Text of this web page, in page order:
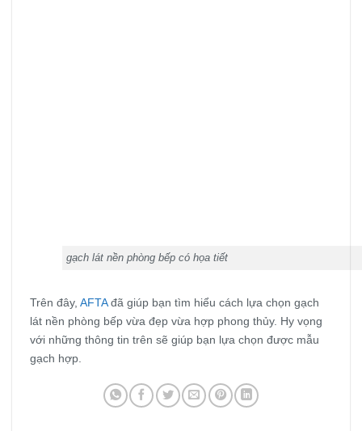
gạch lát nền phòng bếp có họa tiết
Trên đây, AFTAđã giúp bạn tìm hiểu cách lựa chọn gạch
lát nền phòng bếp vừa đẹp vừa hợp phong thủy. Hy vọng
với những thông tin trên sẽ giúp bạn lựa chọn được mẫu
gạch hợp.